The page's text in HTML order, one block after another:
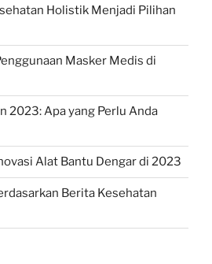
Holistik Menjadi Pilihan
Masker Medis di
2023: Apa yang Perlu Anda
Alat Bantu Dengar di 2023
Berita Kesehatan